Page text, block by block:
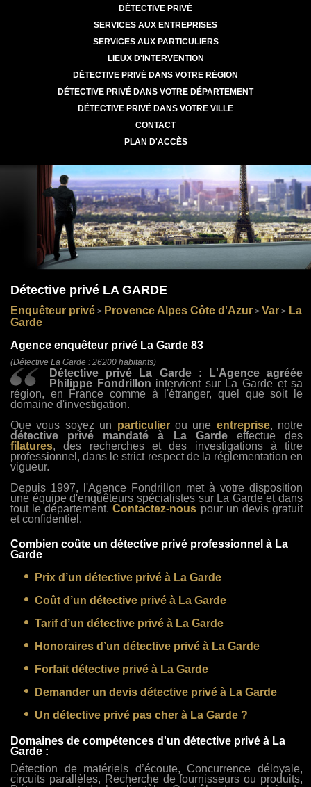
DÉTECTIVE PRIVÉ
SERVICES AUX ENTREPRISES
SERVICES AUX PARTICULIERS
LIEUX D'INTERVENTION
DÉTECTIVE PRIVÉ DANS VOTRE RÉGION
DÉTECTIVE PRIVÉ DANS VOTRE DÉPARTEMENT
DÉTECTIVE PRIVÉ DANS VOTRE VILLE
CONTACT
PLAN D'ACCÈS
Détective privé LA GARDE
Enquêteur privé > Provence Alpes Côte d'Azur > Var > La
Garde
Agence enquêteur privé La Garde 83
(Détective La Garde : 26200 habitants)
Détective privé La Garde : L'Agence agréée
Philippe Fondrillon intervient sur La Garde et sa
région, en France comme à l'étranger, quel que soit le
domaine d'investigation.
Que vous soyez un particulierou une entreprise, notre
détective privé mandaté à La Gardeeffectue des
filatures, des recherches et des investigations à titre
professionnel, dans le strict respect de la réglementation en
vigueur.
Depuis 1997, l'Agence Fondrillon met à votre disposition
une équipe d'enquêteurs spécialistes sur La Garde et dans
tout le département.Contactez-nous pour un devis gratuit
et confidentiel.
Combien coûte un détective privé professionnel à La
Garde
Prix d’un détective privé à La Garde
Coût d’un détective privé à La Garde
Tarif d’un détective privé à La Garde
Honoraires d’un détective privé à La Garde
Forfait détective privé à La Garde
Demander un devis détective privé à La Garde
Un détective privé pas cher à La Garde ?
Domaines de compétences d'un détective privé à La
Garde :
Détection de matériels d’écoute, Concurrence déloyale,
circuits parallèles, Recherche de fournisseurs ou produits,